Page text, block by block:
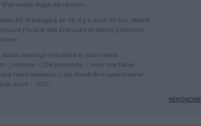
accès digne de ce nom…
65 et inauguré en 74, il y a donc 50 ans, attend
l’incurie des Enarques et autres politiciens
aucun avantage (excentré et sans réelle
-, coûteux – 20€/personne -, avec une faible
rame minimum -) qui devait être opérationnel
avant… 2017.
RÉPONDRE